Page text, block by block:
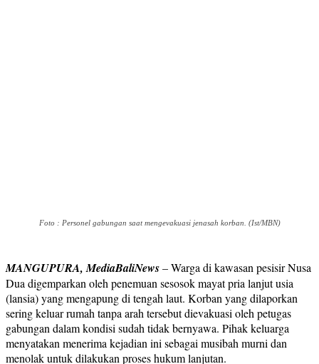
Foto : Personel gabungan saat mengevakuasi jenasah korban. (Ist/MBN)
MANGUPURA, MediaBaliNews– Warga di kawasan pesisir Nusa
Dua digemparkan oleh penemuan sesosok mayat pria lanjut usia
(lansia) yang mengapung di tengah laut. Korban yang dilaporkan
sering keluar rumah tanpa arah tersebut dievakuasi oleh petugas
gabungan dalam kondisi sudah tidak bernyawa. Pihak keluarga
menyatakan menerima kejadian ini sebagai musibah murni dan
menolak untuk dilakukan proses hukum lanjutan.